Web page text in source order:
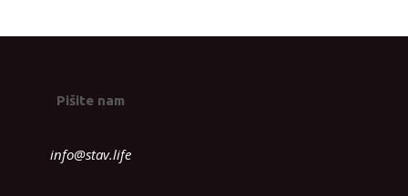
Pišite nam
info@stav.life